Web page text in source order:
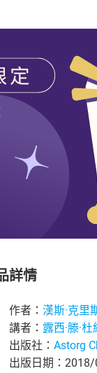
詳情
作者： 漢斯·克里
講者： 露西·滕·
出版社： Astorg
出版日期：